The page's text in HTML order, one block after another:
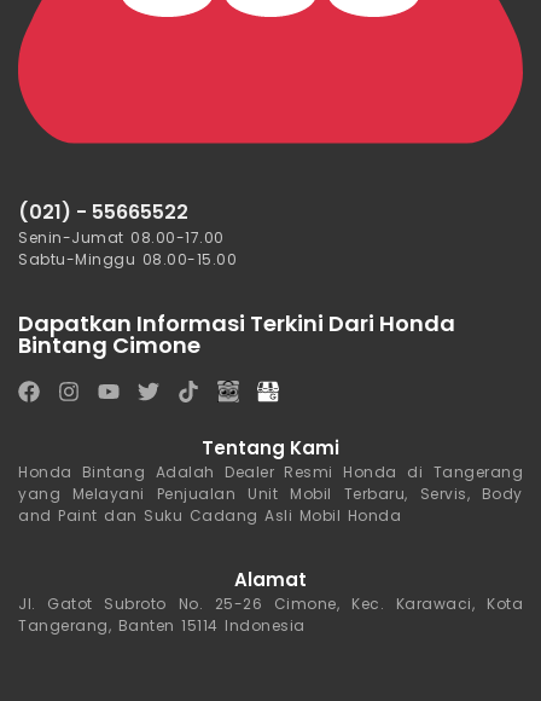
(021) - 55665522
Senin-Jumat 08.00-17.00
Sabtu-Minggu 08.00-15.00
Dapatkan Informasi Terkini Dari Honda
Bintang Cimone
Tentang Kami
Honda Bintang Adalah Dealer Resmi Honda di Tangerang
yang Melayani Penjualan Unit Mobil Terbaru, Servis, Body
and Paint dan Suku Cadang Asli Mobil Honda
Alamat
Jl. Gatot Subroto No. 25-26 Cimone, Kec. Karawaci, Kota
Tangerang, Banten 15114 Indonesia